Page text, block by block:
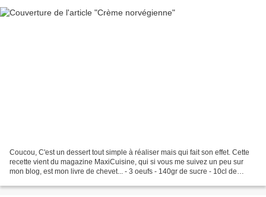
Coucou, C'est un dessert tout simple à réaliser mais qui fait son effet. Cette
recette vient du magazine MaxiCuisine, qui si vous me suivez un peu sur
mon blog, est mon livre de chevet... - 3 oeufs - 140gr de sucre - 10cl de